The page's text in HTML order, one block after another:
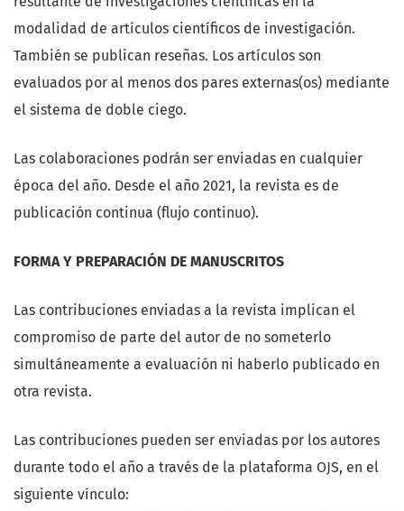
modalidad de artículos científicos de investigación.
También se publican reseñas. Los artículos son
evaluados por al menos dos pares externas(os) mediante
el sistema de doble ciego.
Las colaboraciones podrán ser enviadas en cualquier
época del año. Desde el año 2021, la revista es de
publicación continua (flujo continuo).
FORMA Y PREPARACIÓN DE MANUSCRITOS
Las contribuciones enviadas a la revista implican el
compromiso de parte del autor de no someterlo
simultáneamente a evaluación ni haberlo publicado en
otra revista.
Las contribuciones pueden ser enviadas por los autores
durante todo el año a través de la plataforma OJS, en el
siguiente vínculo: